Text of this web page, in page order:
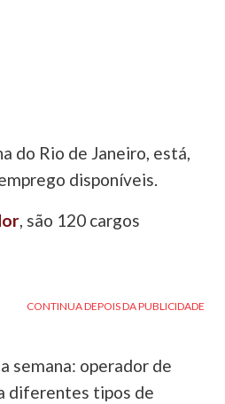
do Rio de Janeiro, está,
disponíveis.
, são 120 cargos
semana: operador de
diferentes tipos de